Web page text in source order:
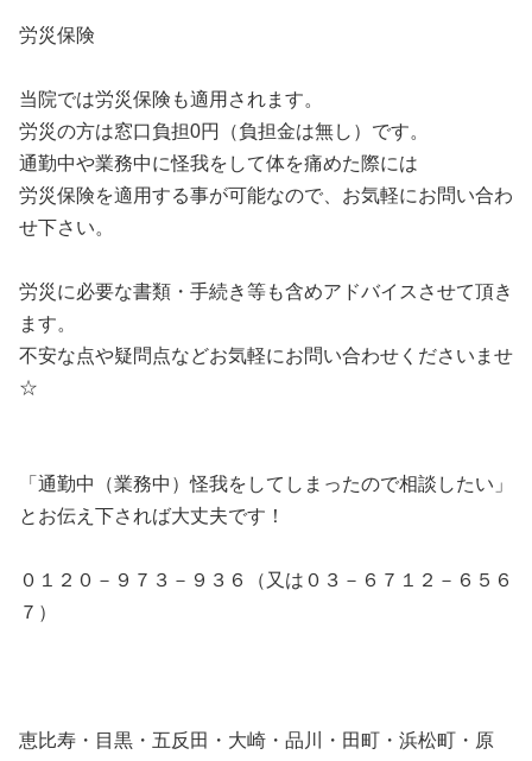
労災保険
当院では労災保険も適用されます。
労災の方は窓口負担0円（負担金は無し）です。
通勤中や業務中に怪我をして体を痛めた際には
労災保険を適用する事が可能なので、お気軽にお問い合わ
せ下さい。
労災に必要な書類・手続き等も含めアドバイスさせて頂き
ます。
不安な点や疑問点などお気軽にお問い合わせくださいませ
☆
「通勤中（業務中）怪我をしてしまったので相談したい」
とお伝え下されば大丈夫です！
０１２０－９７３－９３６（又は０３－６７１２－６５６
７）
恵比寿・目黒・五反田・大崎・品川・田町・浜松町・原